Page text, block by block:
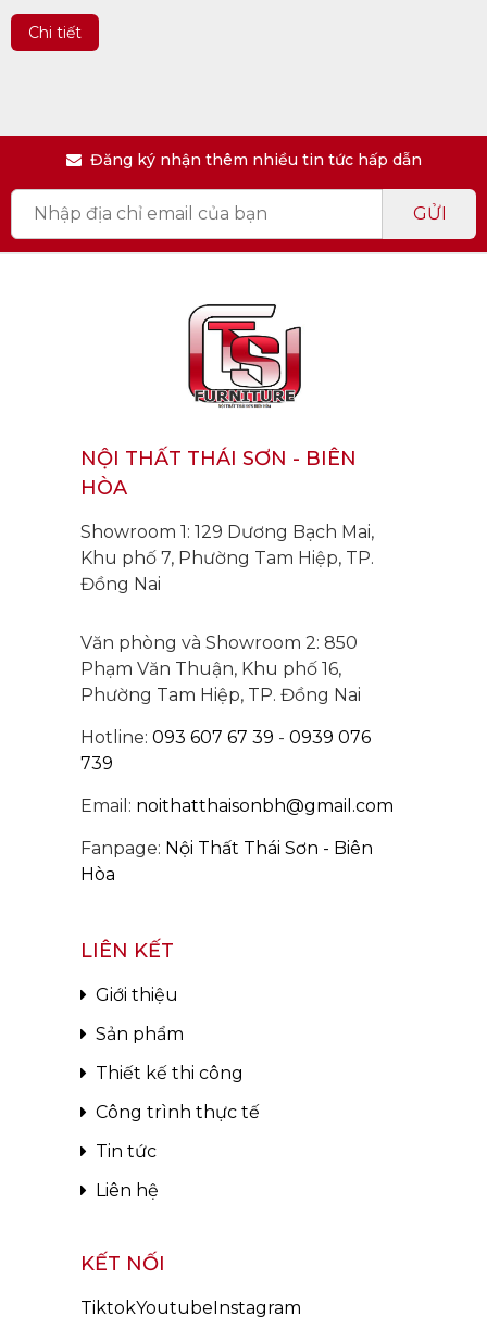
lượng. Ngoài ra phòng ngủ màu xanh còn mang lại
cảm giác thư giãn và cực kỳ...
Chi tiết
Đăng ký nhận thêm nhiều tin tức hấp dẫn
GỬI
NỘI THẤT THÁI SƠN - BIÊN
HÒA
Showroom 1: 129 Dương Bạch Mai,
Khu phố 7, Phường Tam Hiệp, TP.
Đồng Nai
Văn phòng và Showroom 2: 850
Phạm Văn Thuận, Khu phố 16,
Phường Tam Hiệp, TP. Đồng Nai
Hotline: 093 607 67 39 - 0939 076
739
Email: noithatthaisonbh@gmail.com
Fanpage: Nội Thất Thái Sơn - Biên
Hòa
LIÊN KẾT
Giới thiệu
Sản phẩm
Thiết kế thi công
Công trình thực tế
Tin tức
Liên hệ
KẾT NỐI
TiktokYoutubeInstagram